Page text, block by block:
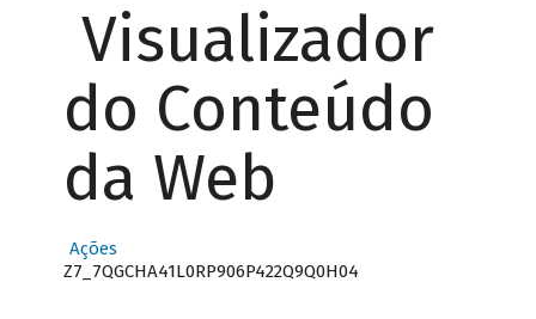
Visualizador
do Conteúdo
da Web
Ações
Z7_7QGCHA41L0RP906P422Q9Q0H04